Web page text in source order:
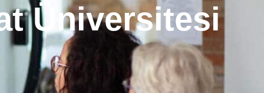
Üniversitesi